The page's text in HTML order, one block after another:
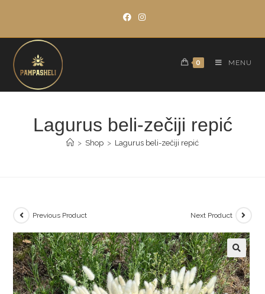
content
0 MENU
Lagurus beli-zečiji repić
> Shop > Lagurus beli-zečiji repić
Previous Product Next Product
🔍